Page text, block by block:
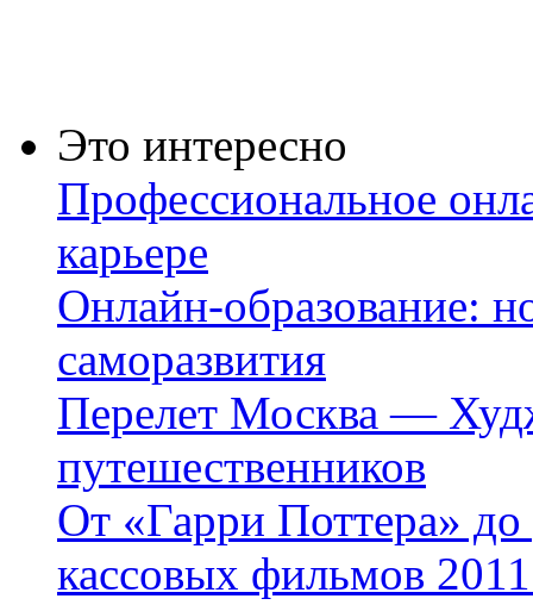
Это интересно
Профессиональное
карьере
Онлайн-образование:
саморазвития
Перелет Москва —
путешественников
От «Гарри Поттера»
кассовых фильмов